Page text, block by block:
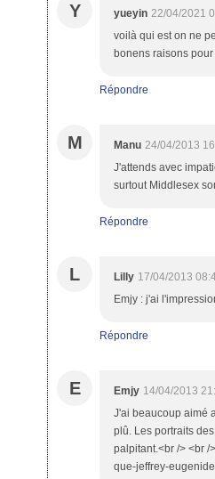
Y yueyin 22/04/2021
voilà qui est on ne
bonens raisons
Répondre
M Manu 24/04/2013
J'attends avec
surtout Middlesex
Répondre
L Lilly 17/04/2013
Emjy : j'ai
Répondre
E Emjy 14/04/2013
J'ai beaucoup aimé
plû. Les portraits
palpitant.<br /> <br /
que-jeffrey-